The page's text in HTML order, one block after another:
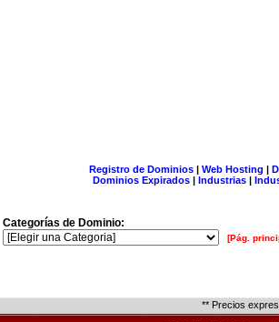
Registro de Dominios| Web Hosting |
Dominios Expirados | Industrias |
Categorías de Dominio:
[Pág.
** Precios